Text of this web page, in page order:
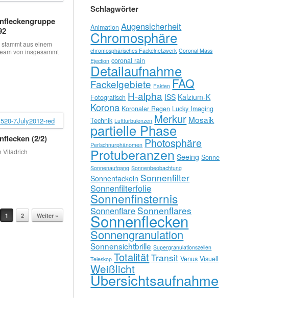
In diesen
Aufhellungen kann
so groß sein
ruhigen
Ihr Durchmesser
hundert
Umbral dots
hin, dass ein […]
aus einem
von insgesammt
(2/2)
Viladrich
1 2 Weiter »
Schlagwörter
Animation Augensicherheit
Chromosphäre
chromosphärisches Fackelnetzwerk Coronal Mass
Ejection coronal rain
Detailaufnahme
Fackelgebiete Fakten FAQ
Fotografisch H-alpha ISS Kalzium-K
Korona Koronaler Regen Lucky Imaging
Technik Luftturbulenzen Merkur Mosaik
partielle Phase
Perlschnurphänomen Photosphäre
Protuberanzen Seeing Sonne
Sonnenaufgang Sonnenbeobachtung
Sonnenfackeln Sonnenfilter
Sonnenfilterfolie
Sonnenfinsternis
Sonnenflare Sonnenflares
Sonnenflecken
Sonnengranulation
Sonnensichtbrille Supergranulationszellen
Teleskop TotalitätTransit Venus Visuell
Weißlicht
Übersichtsaufnahme